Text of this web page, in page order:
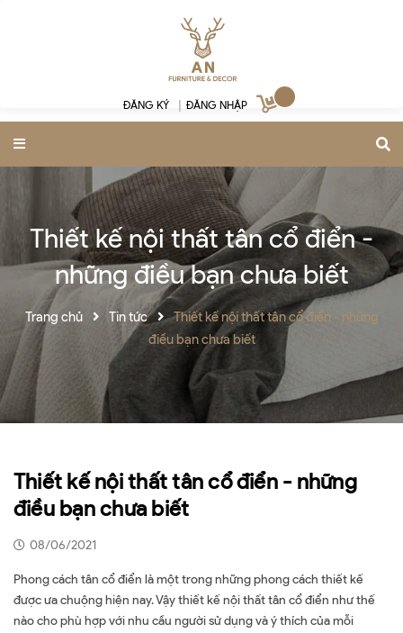
ĐĂNG KÝ ĐĂNG NHẬP
Thiết kế nội thất tân cổ điển -
những điều bạn chưa biết
Trang chủ Tin tức
Thiết kế nội thất tân cổ điển - những
điều bạn chưa biết
Thiết kế nội thất tân cổ điển - những
điều bạn chưa biết
08/06/2021
Phong cách tân cổ điển là một trong những phong cách thiết kế
được ưa chuộng hiện nay. Vậy thiết kế nội thất tân cổ điển như thế
nào cho phù hợp với nhu cầu người sử dụng và ý thích của mỗi